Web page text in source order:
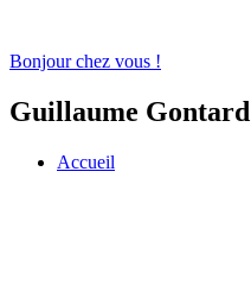
Bonjour chez vous !
Guillaume Gontard
Accueil